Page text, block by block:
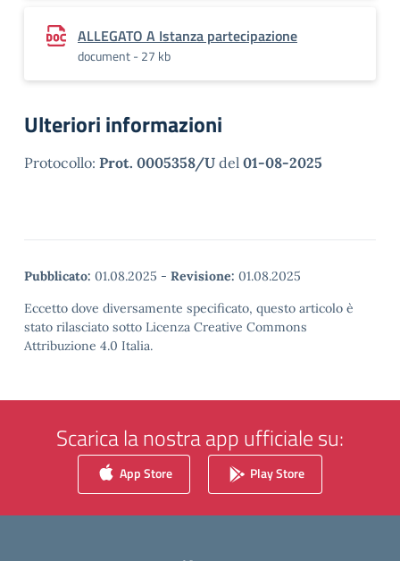
ALLEGATO A Istanza partecipazione
document - 27 kb
Ulteriori informazioni
Protocollo: Prot. 0005358/U del 01-08-2025
Pubblicato: 01.08.2025 - Revisione: 01.08.2025
Eccetto dove diversamente specificato, questo articolo è
stato rilasciato sotto Licenza Creative Commons
Attribuzione 4.0 Italia.
Scarica la nostra app ufficiale su:
App Store Play Store